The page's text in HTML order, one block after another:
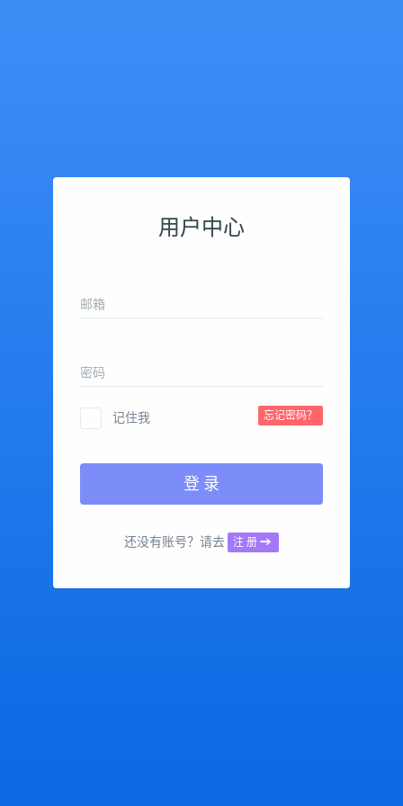
用户中心
邮箱
密码
记住我 忘记密码？
登 录
还没有账号？请去 注 册